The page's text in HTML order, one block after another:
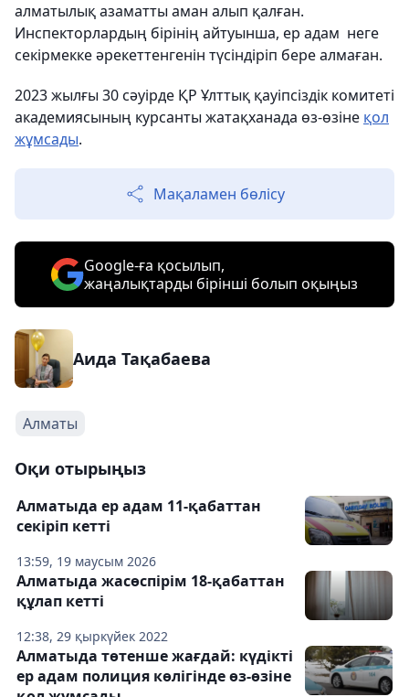
алматылық азаматты аман алып қалған.
Инспекторлардың бірінің айтуынша, ер адам неге
секірмекке әрекеттенгенін түсіндіріп бере алмаған.
2023 жылғы 30 сәуірде ҚР Ұлттық қауіпсіздік комитеті
академиясының курсанты жатақханада өз-өзіне қол
жұмсады.
Мақаламен бөлісу
Google-ға қосылып,
жаңалықтарды бірінші болып оқыңыз
Аида Тақабаева
Алматы
Оқи отырыңыз
13:59, 19 маусым 2026
Алматыда ер адам 11-қабаттан
секіріп кетті
12:38, 29 қыркүйек 2022
Алматыда жасөспірім 18-қабаттан
құлап кетті
Алматыда төтенше жағдай: күдікті
ер адам полиция көлігінде өз-өзіне